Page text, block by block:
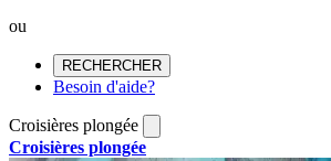
ou
RECHERCHER
Besoin d'aide?
Croisières plongée
Croisières plongée